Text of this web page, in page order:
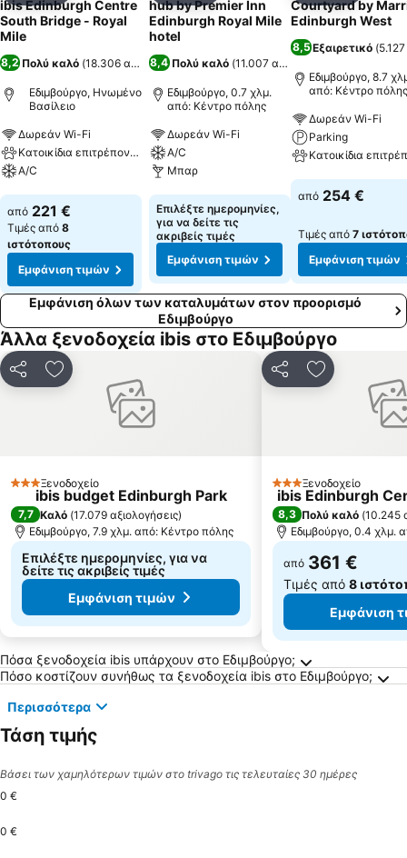
ibis Edinburgh Centre
South Bridge - Royal
Mile
8,2 Πολύ καλό (18.306 αξιολογήσεις)
Εδιμβούργο, Ηνωμένο
Βασίλειο
Δωρεάν Wi-Fi
Κατοικίδια επιτρέπονται
A/C
Εμφάνιση τιμών
από 221 €
Τιμές από 8
ιστότοπους
Εμφάνιση τιμών
hub by Premier Inn
Edinburgh Royal Mile
hotel
8,4 Πολύ καλό (11.007 αξιολογήσεις
Εδιμβούργο, 0.7 χλμ.
από: Κέντρο πόλης
Δωρεάν Wi-Fi
A/C
Μπαρ
Εμφάνιση τιμών
Επιλέξτε ημερομηνίες,
για να δείτε τις
ακριβείς τιμές
Εμφάνιση τιμών
Courtyard by
Edinburgh West
8,5Εξαιρετικό (5.127
Εδιμβούργο, 8.7
από: Κέντρο πόλης
Δωρεάν Wi-Fi
Parking
Εμφάνιση τιμών
από 254 €
Τιμές από 7
Εμφάνιση τιμών
Εμφάνιση όλων των καταλυμάτων στον προορισμό
Εδιμβούργο
Άλλα ξενοδοχεία ibis στο Εδιμβούργο
ΚοινοποίησηΠροσθήκη στα αγαπημένα
3 ΑστέριαΞενοδοχείο
ibis budget Edinburgh Park
7,7 Καλό (17.079 αξιολογήσεις)
Εδιμβούργο, 7.9 χλμ. από: Κέντρο πόλης
Επιλέξτε ημερομηνίες, για να
δείτε τις ακριβείς τιμές
Εμφάνιση τιμών
ΚοινοποίησηΠροσθήκη
3 ΑστέριαΞενοδοχείο
ibis Edinburgh
8,3 Πολύ καλό (10.245
Εδιμβούργο, 0.4 χλμ.
από 361 €
Τιμές από 8
Εμφάνιση
Συχνές Ερωτήσεις για τον προορισμό
Πόσα ξενοδοχεία ibis υπάρχουν στο Εδιμβούργο;
Πόσο κοστίζουν συνήθως τα ξενοδοχεία ibis στο Εδιμβούργο;
Περισσότερα
Τάση τιμής
Βάσει των χαμηλότερων τιμών στο trivago τις τελευταίες 30 ημέρες
0 €
0 €